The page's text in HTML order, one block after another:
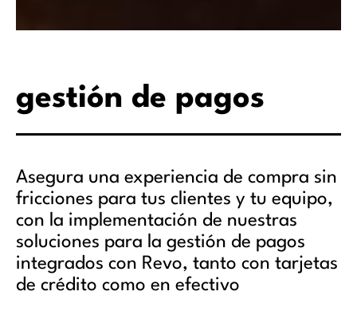
gestión de pagos
Asegura una experiencia de compra sin
fricciones para tus clientes y tu equipo,
con la implementación de nuestras
soluciones para la gestión de pagos
integrados con Revo, tanto con tarjetas
de crédito como en efectivo